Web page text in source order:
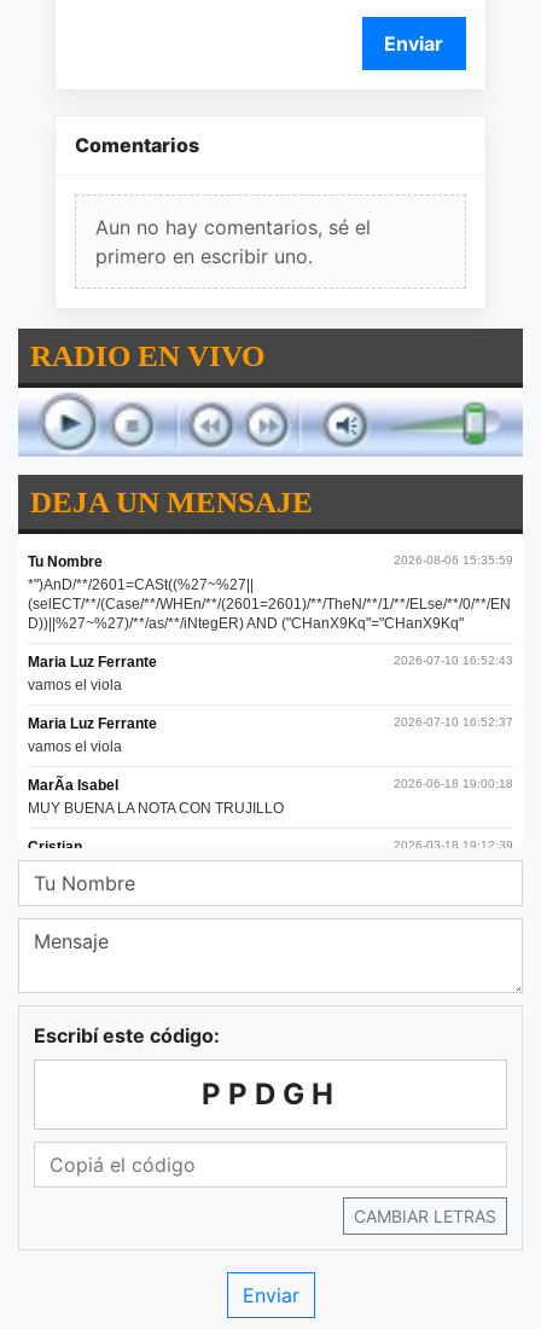
Enviar
Comentarios
Aun no hay comentarios, sé el
primero en escribir uno.
RADIO EN VIVO
DEJA UN MENSAJE
Escribí este código:
PPDGH
CAMBIAR LETRAS